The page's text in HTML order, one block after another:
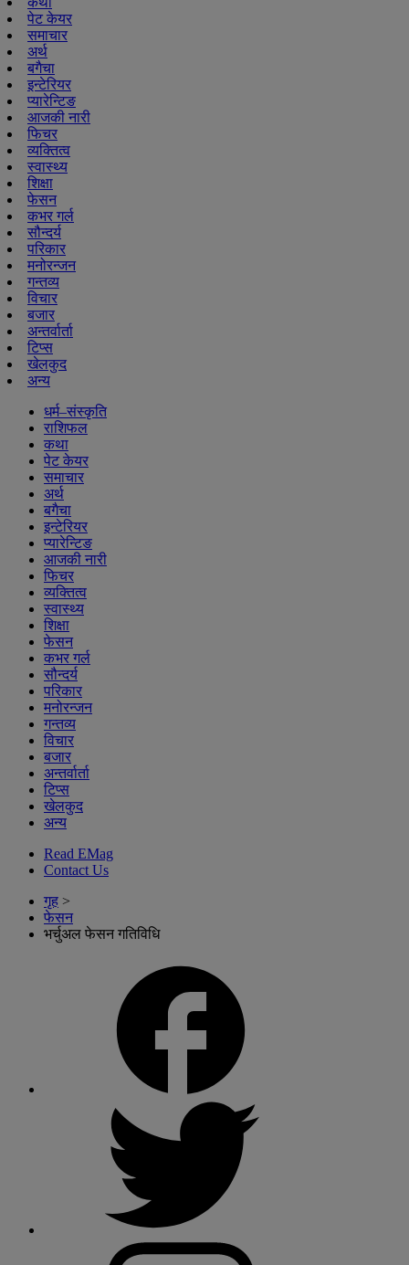
पेट केयर
समाचार
अर्थ
बगैचा
इन्टेरियर
प्यारेन्टिङ
आजकी नारी
फिचर
व्यक्तित्व
स्वास्थ्य
शिक्षा
फेसन
कभर गर्ल
सौन्दर्य
परिकार
मनोरन्जन
गन्तव्य
विचार
बजार
अन्तर्वार्ता
टिप्स
खेलकुद
अन्य
धर्म–संस्कृति
राशिफल
कथा
पेट केयर
समाचार
अर्थ
बगैचा
इन्टेरियर
प्यारेन्टिङ
आजकी नारी
फिचर
व्यक्तित्व
स्वास्थ्य
शिक्षा
फेसन
कभर गर्ल
सौन्दर्य
परिकार
मनोरन्जन
गन्तव्य
विचार
बजार
अन्तर्वार्ता
टिप्स
खेलकुद
अन्य
Read EMag
Contact Us
गृह >
फेसन
भर्चुअल फेसन गतिविधि